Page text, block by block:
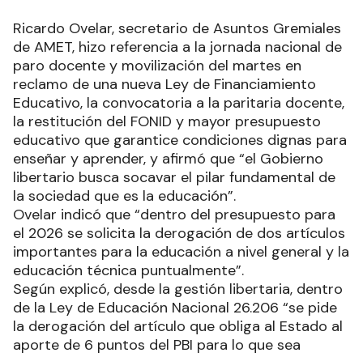
Ricardo Ovelar, secretario de Asuntos Gremiales
de AMET, hizo referencia a la jornada nacional de
paro docente y movilización del martes en
reclamo de una nueva Ley de Financiamiento
Educativo, la convocatoria a la paritaria docente,
la restitución del FONID y mayor presupuesto
educativo que garantice condiciones dignas para
enseñar y aprender, y afirmó que “el Gobierno
libertario busca socavar el pilar fundamental de
la sociedad que es la educación”.
Ovelar indicó que “dentro del presupuesto para
el 2026 se solicita la derogación de dos artículos
importantes para la educación a nivel general y la
educación técnica puntualmente”.
Según explicó, desde la gestión libertaria, dentro
de la Ley de Educación Nacional 26.206 “se pide
la derogación del artículo que obliga al Estado al
aporte de 6 puntos del PBI para lo que sea